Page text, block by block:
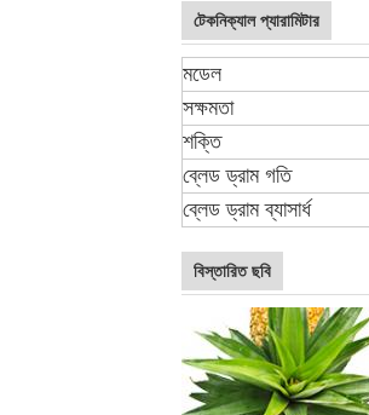
টেকনিক্যাল প্যারামিটার
মডেল
সক্ষমতা
শক্তি
ব্লেড ড্রাম গতি
ব্লেড ড্রাম ব্যাসার্ধ
বিস্তারিত ছবি